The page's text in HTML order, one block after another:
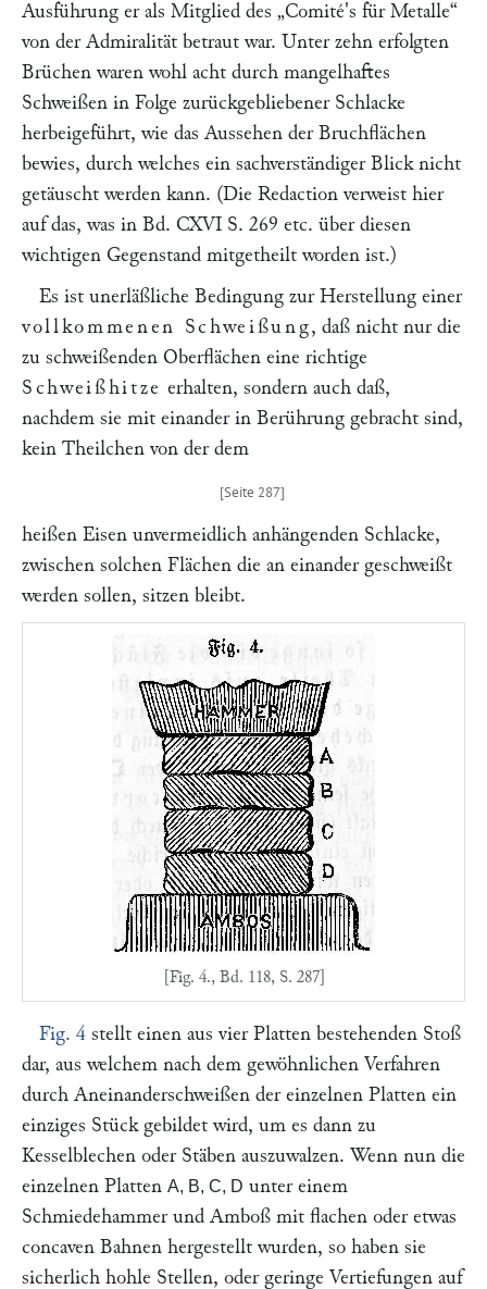
Ausführung er als Mitglied des „Comité's für Metalle“
von der Admiralität betraut war. Unter zehn erfolgten
Brüchen waren wohl acht durch mangelhaftes
Schweißen in Folge zurückgebliebener Schlacke
herbeigeführt, wie das Aussehen der Bruchflächen
bewies, durch welches ein sachverständiger Blick nicht
getäuscht werden kann. (Die Redaction verweist hier
auf das, was in Bd. CXVI S. 269 etc. über diesen
wichtigen Gegenstand mitgetheilt worden ist.)
Es ist unerläßliche Bedingung zur Herstellung einer
vollkommenen Schweißung, daß nicht nur die
zu schweißenden Oberflächen eine richtige
Schweißhitze erhalten, sondern auch daß,
nachdem sie mit einander in Berührung gebracht sind,
kein Theilchen von der dem
heißen Eisen unvermeidlich anhängenden Schlacke,
zwischen solchen Flächen die an einander geschweißt
werden sollen, sitzen bleibt.
[Fig. 4., Bd. 118, S. 287]
Fig. 4 stellt einen aus vier Platten bestehenden Stoß
dar, aus welchem nach dem gewöhnlichen Verfahren
durch Aneinanderschweißen der einzelnen Platten ein
einziges Stück gebildet wird, um es dann zu
Kesselblechen oder Stäben auszuwalzen. Wenn nun die
einzelnen Platten A, B, C, D unter einem
Schmiedehammer und Amboß mit flachen oder etwas
concaven Bahnen hergestellt wurden, so haben sie
sicherlich hohle Stellen, oder geringe Vertiefungen auf